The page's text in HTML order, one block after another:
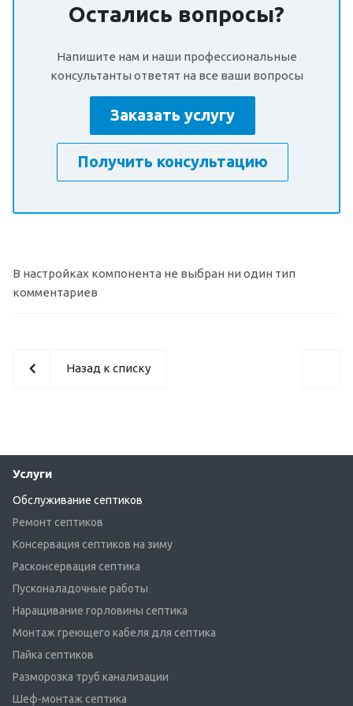
Остались вопросы?
Напишите нам и наши профессиональные
консультанты ответят на все ваши вопросы
Заказать услугу
Получить консультацию
В настройках компонента не выбран ни один тип
комментариев
Назад к списку
Услуги
Обслуживание септиков
Ремонт септиков
Консервация септиков на зиму
Расконсервация септика
Пусконаладочные работы
Наращивание горловины септика
Монтаж греющего кабеля для септика
Пайка септиков
Разморозка труб канализации
Шеф-монтаж септика